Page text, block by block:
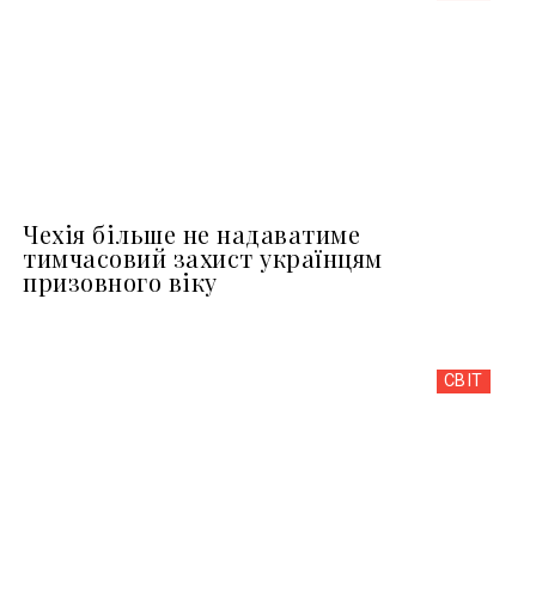
Чехія більше не надаватиме
тимчасовий захист українцям
призовного віку
СВІТ